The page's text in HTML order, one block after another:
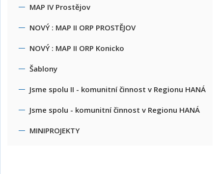
MAP IV Prostějov
NOVÝ : MAP II ORP PROSTĚJOV
NOVÝ : MAP II ORP Konicko
Šablony
Jsme spolu II - komunitní činnost v Regionu HANÁ
Jsme spolu - komunitní činnost v Regionu HANÁ
MINIPROJEKTY